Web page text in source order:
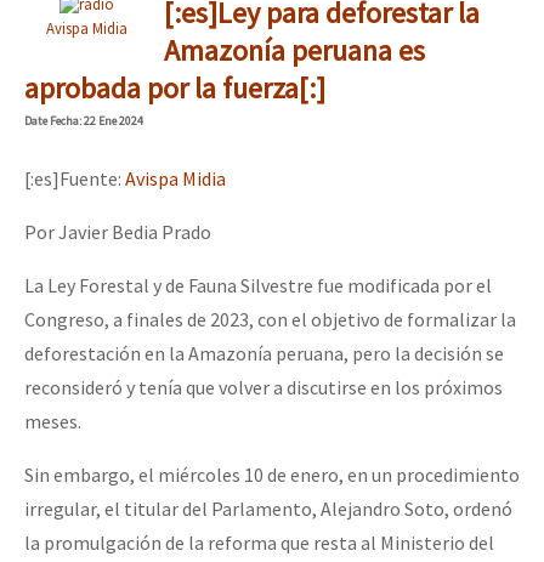
Avispa Midia
[:es]Ley para deforestar la
Amazonía peruana es
aprobada por la fuerza[:]
DateFecha: 22 Ene 2024
[:es]Fuente: Avispa Midia
Por Javier Bedia Prado
La Ley Forestal y de Fauna Silvestre fue modificada por el
Congreso, a finales de 2023, con el objetivo de formalizar la
deforestación en la Amazonía peruana, pero la decisión se
reconsideró y tenía que volver a discutirse en los próximos
meses.
Sin embargo, el miércoles 10 de enero, en un procedimiento
irregular, el titular del Parlamento, Alejandro Soto, ordenó
la promulgación de la reforma que resta al Ministerio del